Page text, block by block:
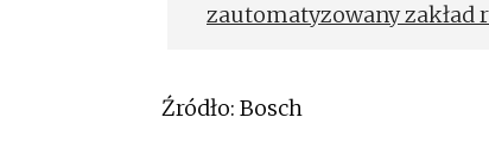
zautomatyzowany
Źródło: Bosch